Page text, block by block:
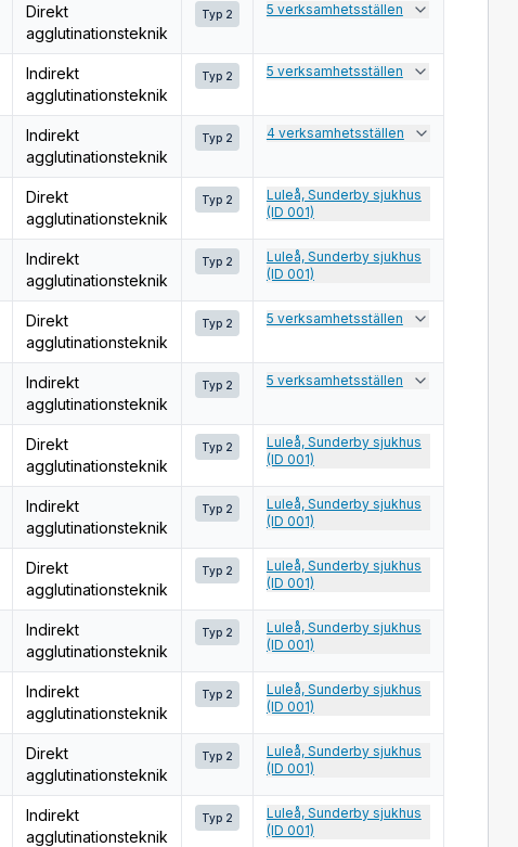
Direkt
agglutinationsteknik
Typ 2 5 verksamhetsställen
Indirekt
agglutinationsteknik
Typ 2 5 verksamhetsställen
Indirekt
agglutinationsteknik
Typ 2 4 verksamhetsställen
Direkt
agglutinationsteknik
Typ 2
Luleå, Sunderby sjukhus
(ID 001)
Indirekt
agglutinationsteknik
Typ 2
Luleå, Sunderby sjukhus
(ID 001)
Direkt
agglutinationsteknik
Typ 2 5 verksamhetsställen
Indirekt
agglutinationsteknik
Typ 2 5 verksamhetsställen
Direkt
agglutinationsteknik
Typ 2
Luleå, Sunderby sjukhus
(ID 001)
Indirekt
agglutinationsteknik
Typ 2
Luleå, Sunderby sjukhus
(ID 001)
Direkt
agglutinationsteknik
Typ 2
Luleå, Sunderby sjukhus
(ID 001)
Indirekt
agglutinationsteknik
Typ 2
Luleå, Sunderby sjukhus
(ID 001)
Indirekt
agglutinationsteknik
Typ 2
Luleå, Sunderby sjukhus
(ID 001)
Direkt
agglutinationsteknik
Typ 2
Luleå, Sunderby sjukhus
(ID 001)
Indirekt
agglutinationsteknik
Typ 2
Luleå, Sunderby sjukhus
(ID 001)